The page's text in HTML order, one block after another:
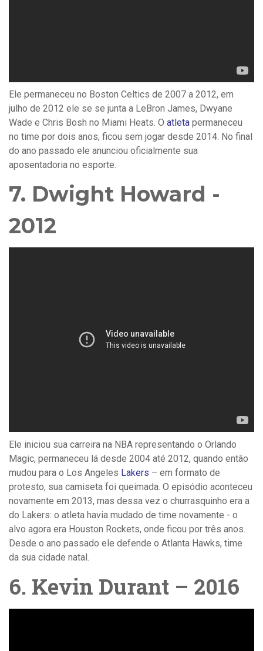
Ele permaneceu no Boston Celtics de 2007 a 2012, em
julho de 2012 ele se se junta a LeBron James, Dwyane
Wade e Chris Bosh no Miami Heats. O atleta permaneceu
no time por dois anos, ficou sem jogar desde 2014. No final
do ano passado ele anunciou oficialmente sua
aposentadoria no esporte.
7. Dwight Howard -
2012
Ele iniciou sua carreira na NBA representando o Orlando
Magic, permaneceu lá desde 2004 até 2012, quando então
mudou para o Los Angeles Lakers – em formato de
protesto, sua camiseta foi queimada. O episódio aconteceu
novamente em 2013, mas dessa vez o churrasquinho era a
do Lakers: o atleta havia mudado de time novamente - o
alvo agora era Houston Rockets, onde ficou por três anos.
Desde o ano passado ele defende o Atlanta Hawks, time
da sua cidade natal.
6. Kevin Durant – 2016